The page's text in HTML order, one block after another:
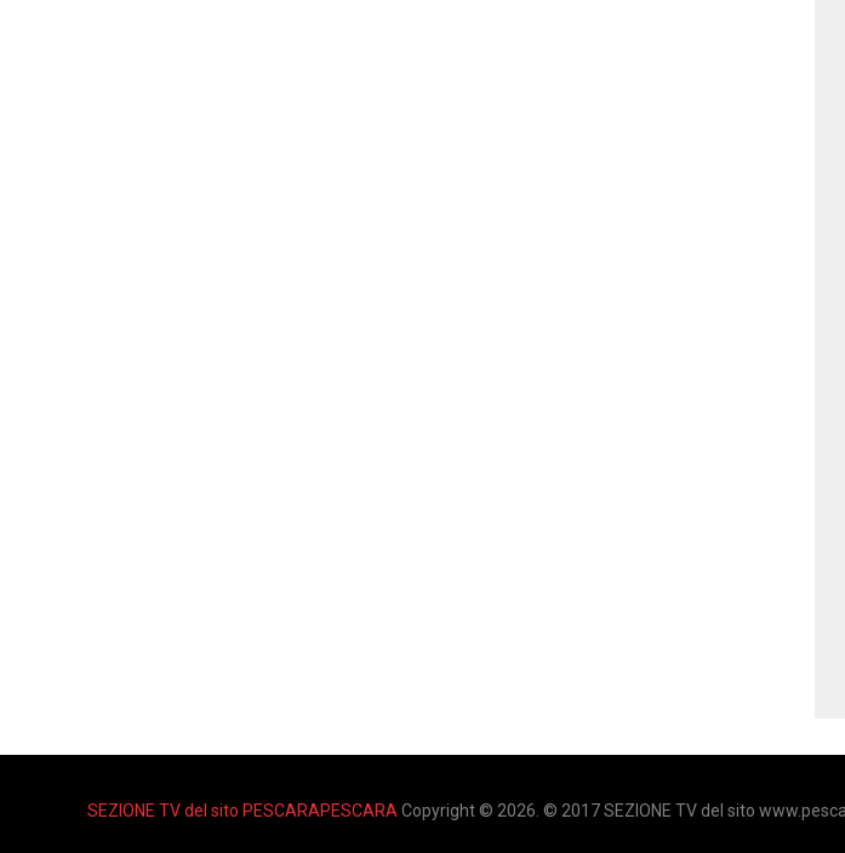
SEZIONE TV del sito PESCARAPESCARA Copyright © 2026. © 2017 SEZIONE TV del sito